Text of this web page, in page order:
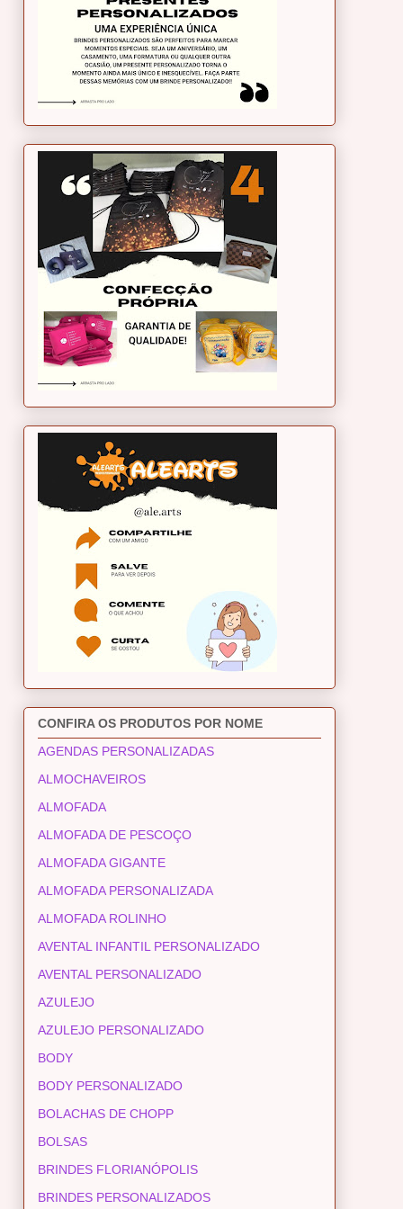
CONFIRA OS PRODUTOS POR NOME
AGENDAS PERSONALIZADAS
ALMOCHAVEIROS
ALMOFADA
ALMOFADA DE PESCOÇO
ALMOFADA GIGANTE
ALMOFADA PERSONALIZADA
ALMOFADA ROLINHO
AVENTAL INFANTIL PERSONALIZADO
AVENTAL PERSONALIZADO
AZULEJO
AZULEJO PERSONALIZADO
BODY
BODY PERSONALIZADO
BOLACHAS DE CHOPP
BOLSAS
BRINDES FLORIANÓPOLIS
BRINDES PERSONALIZADOS